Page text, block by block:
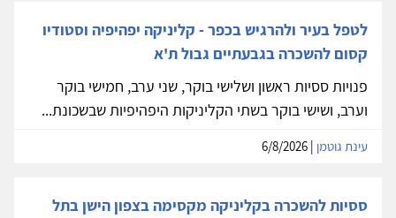
לטפל בעיר ולהרגיש בכפר - קליניקה יפהיפיה וסטודיו
קסום להשכרה בגבעתיים גבול ת'א
פנויות ססיות ראשון ושלישי בוקר, שני ערב, חמישי בוקר
וערב, ושישי בוקר בשתי הקליניקות היפהיפיות שבשכונת...
עינת גוטמן
ססיות להשכרה בקליניקה מקסימה בצפון הישן בתל